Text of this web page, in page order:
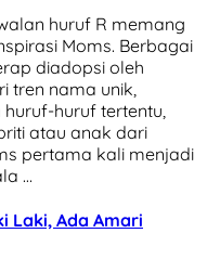
huruf R memang
Moms. Berbagai
diadopsi oleh
tren nama unik,
huruf tertentu,
atau anak dari
pertama kali menjadi
…
Laki, Ada Amari